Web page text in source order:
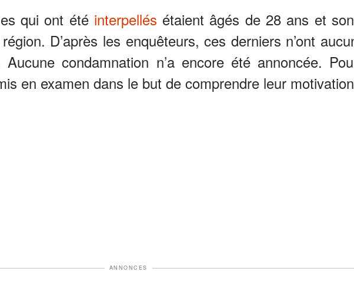
qui ont été interpellés étaient âgés de 28 ans et
D’après les enquêteurs, ces derniers n’ont
Aucune condamnation n’a encore été annoncée.
en examen dans le but de comprendre leur
ANNONCES